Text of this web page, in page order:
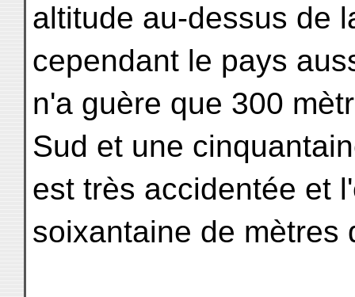
altitude au-dessus de
cependant le pays
n'a guère que 300
Sud et une
est très accidentée et
soixantaine de mètres